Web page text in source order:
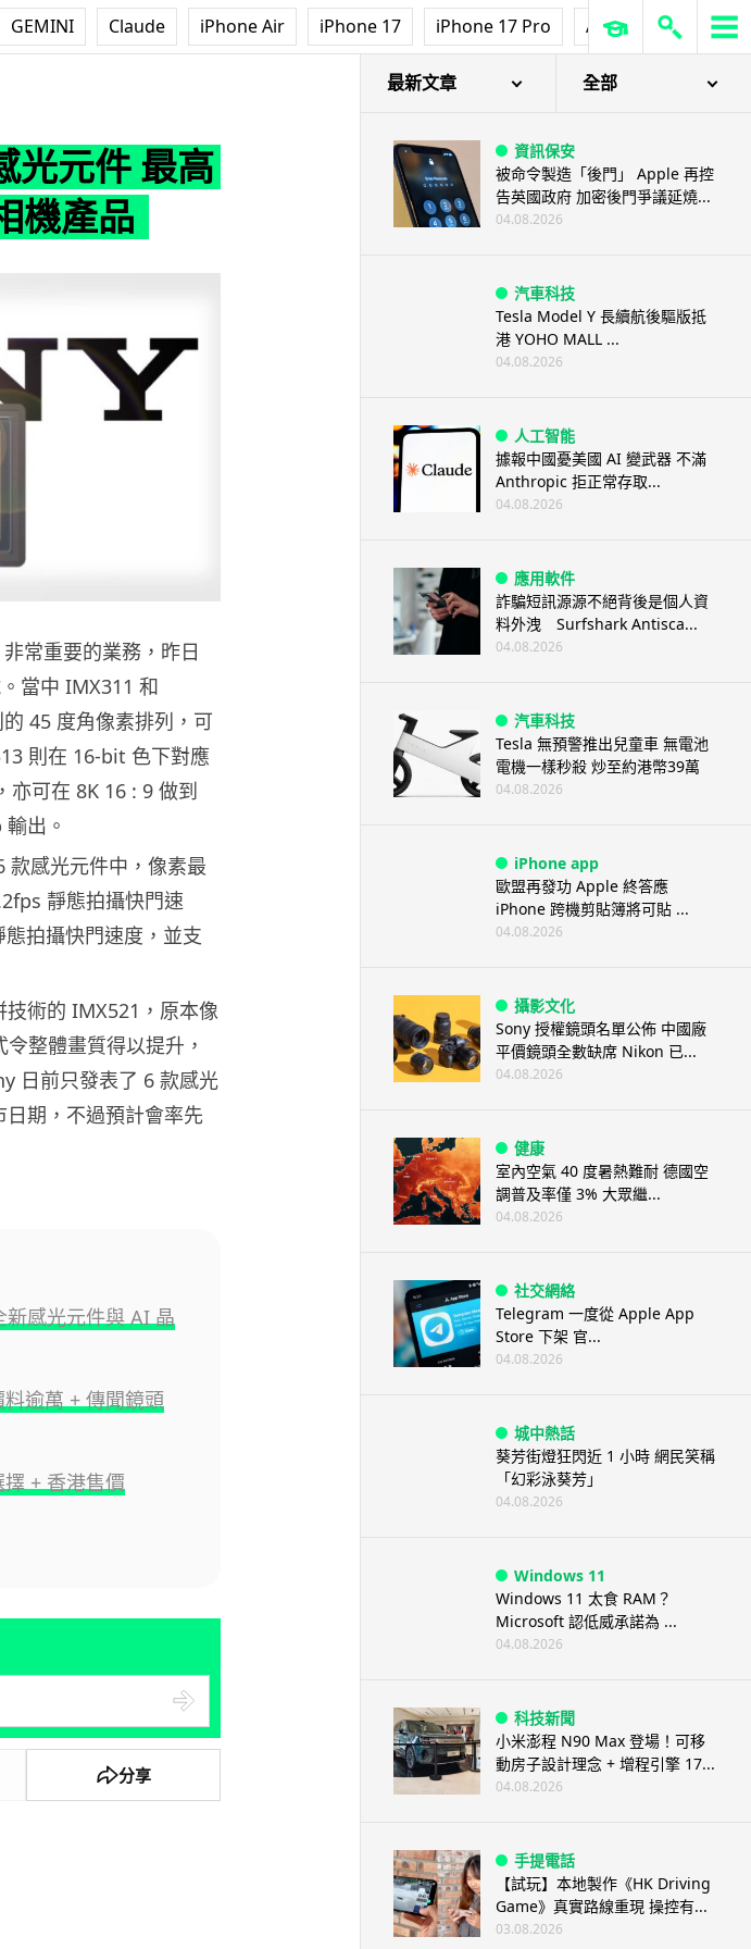
GEMINI Claude iPhone Air iPhone 17 iPhone 17 Pro AirPods Pro 3
光元件 最高
機產品
常重要的業務，昨日
當中 IMX311 和
45 度角像素排列，可
則在 16-bit 色下對應
可在 8K 16 : 9 做到
出。
款感光元件中，像素最
靜態拍攝快門速
拍攝快門速度，並支
術的 IMX521，原本像
整體畫質得以提升，
日前只發表了 6 款感光
期，不過預計會率先
感光元件與 AI 晶
逾萬 + 傳聞鏡頭
+ 香港售價
分享
最新文章 全部
資訊保安
被命令製造「後門」 Apple 再控
告英國政府 加密後門爭議延燒...
04.08.2026
汽車科技
Tesla Model Y 長續航後驅版抵
港 YOHO MALL ...
04.08.2026
人工智能
據報中國憂美國 AI 變武器 不滿
Anthropic 拒正常存取...
04.08.2026
應用軟件
詐騙短訊源源不絕背後是個人資
料外洩 Surfshark Antisca...
04.08.2026
汽車科技
Tesla 無預警推出兒童車 無電池
電機一樣秒殺 炒至約港幣39萬
04.08.2026
iPhone app
歐盟再發功 Apple 終答應
iPhone 跨機剪貼簿將可貼 ...
04.08.2026
攝影文化
Sony 授權鏡頭名單公佈 中國廠
平價鏡頭全數缺席 Nikon 已...
04.08.2026
健康
室內空氣 40 度暑熱難耐 德國空
調普及率僅 3% 大眾繼...
04.08.2026
社交網絡
Telegram 一度從 Apple App
Store 下架 官...
04.08.2026
城中熱話
葵芳街燈狂閃近 1 小時 網民笑稱
「幻彩泳葵芳」
04.08.2026
Windows 11
Windows 11 太食 RAM？
Microsoft 認低威承諾為 ...
04.08.2026
科技新聞
小米澎程 N90 Max 登場！可移
動房子設計理念 + 增程引擎 17...
04.08.2026
手提電話
【試玩】本地製作《HK Driving
Game》真實路線重現 操控有...
03.08.2026